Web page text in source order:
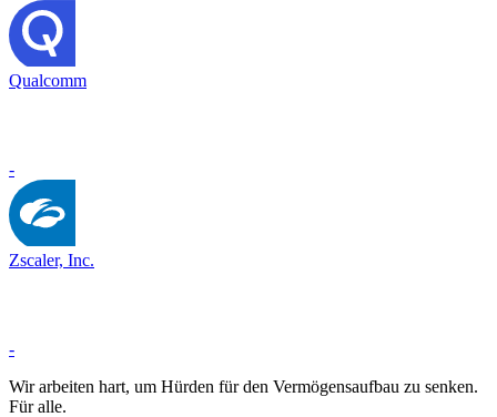
Qualcomm
-
Zscaler, Inc.
-
Wir arbeiten hart, um Hürden für den Vermögensaufbau zu senken.
Für alle.